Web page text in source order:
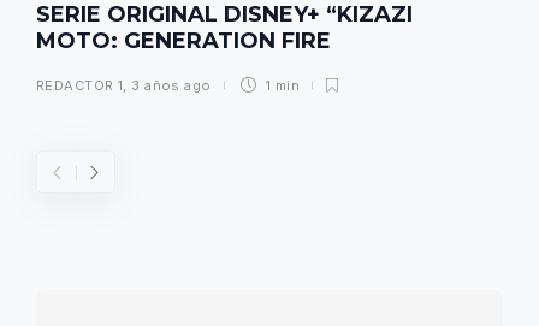
SERIE ORIGINAL DISNEY+ “KIZAZI
MOTO: GENERATION FIRE
REDACTOR 1, 3 años ago 1 min